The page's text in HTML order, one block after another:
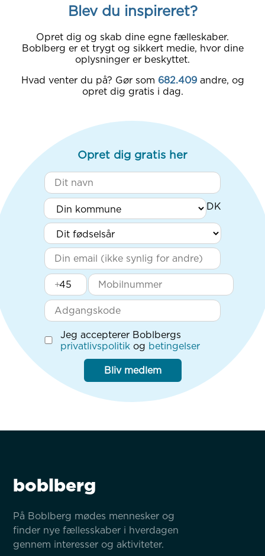
Blev du inspireret?
Opret dig og skab dine egne fælleskaber.
Boblberg er et trygt og sikkert medie, hvor dine
oplysninger er beskyttet.
Hvad venter du på? Gør som 682.409 andre, og
opret dig gratis i dag.
Opret dig gratis her
+
Jeg accepterer Boblbergs
privatlivspolitik og betingelser
Bliv medlem
boblberg
På Boblberg mødes mennesker og
finder nye fællesskaber i hverdagen
gennem interesser og aktiviteter.